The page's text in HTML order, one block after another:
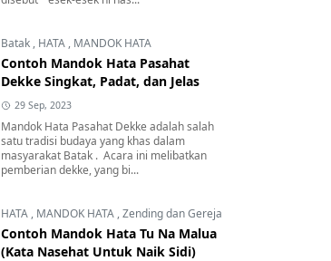
Batak , HATA , MANDOK HATA
Contoh Mandok Hata Pasahat
Dekke Singkat, Padat, dan Jelas
29 Sep, 2023
Mandok Hata Pasahat Dekke adalah salah
satu tradisi budaya yang khas dalam
masyarakat Batak . Acara ini melibatkan
pemberian dekke, yang bi...
HATA , MANDOK HATA ,Zending dan Gereja
Contoh Mandok Hata Tu Na Malua
(Kata Nasehat Untuk Naik Sidi)